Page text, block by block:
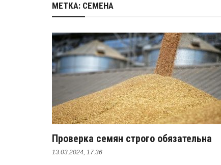
МЕТКА: СЕМЕНА
Проверка семян строго обязательна
13.03.2024, 17:36